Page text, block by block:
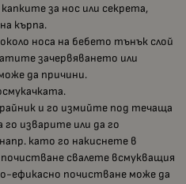
за нос или секрета,
кърпа.
носа на бебето тънък слой
зачервяването или
да причини.
и го измийте под течаща
го изварите или да го
като го накиснете в
свалете всмукващия
ефикасно почистване може да